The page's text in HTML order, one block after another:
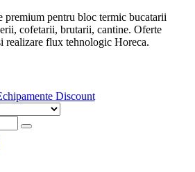
premium pentru bloc termic bucatarii
cofetarii, brutarii, cantine. Oferte
realizare flux tehnologic Horeca.